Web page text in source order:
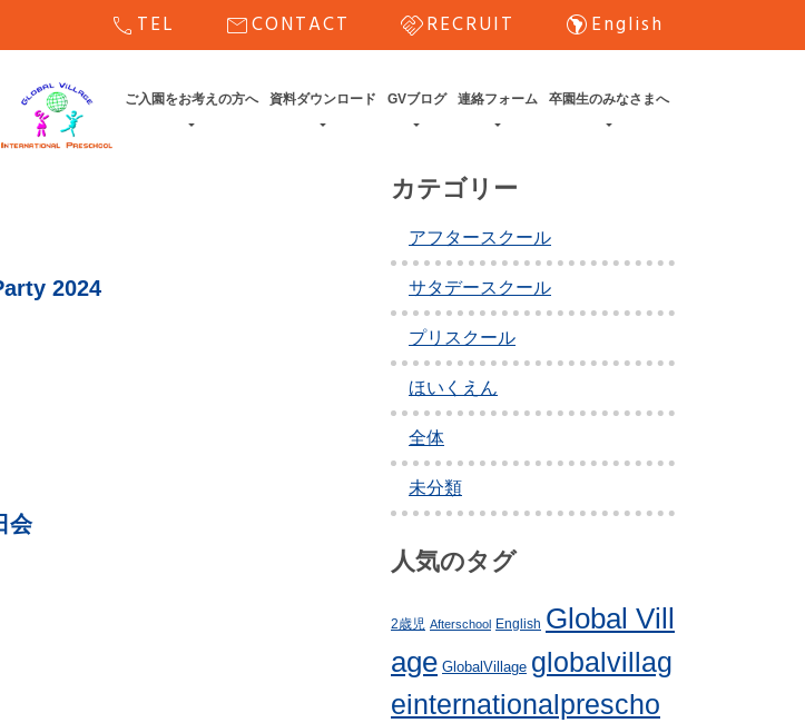
call TEL mailCONTACT handshakeRECRUIT south_americaEnglish
ご入園をお考えの方へ 資料ダウンロード GVブログ 連絡フォーム 卒園生のみなさまへ
2024
会
カテゴリー
アフタースクール
サタデースクール
プリスクール
ほいくえん
全体
未分類
人気のタグ
2歳児 Afterschool English Global Vill
age GlobalVillage globalvillag
einternationalprescho